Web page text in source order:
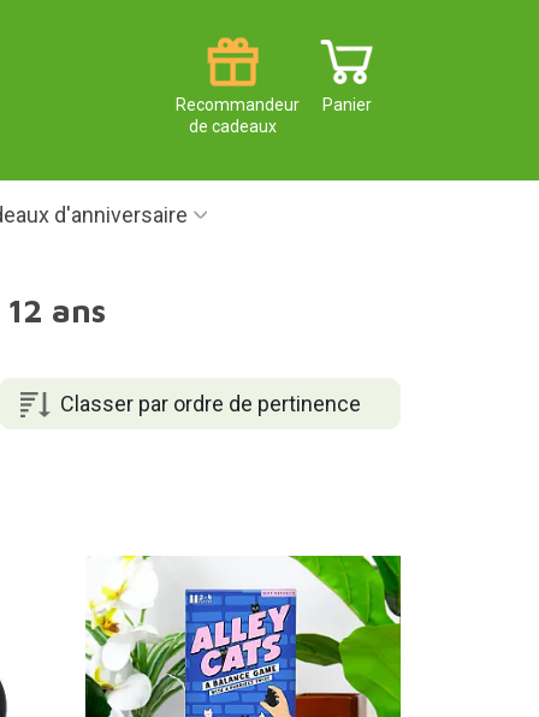
Panier
Recommandeur
de cadeaux
d'anniversaire
ans
Classer par ordre de pertinence